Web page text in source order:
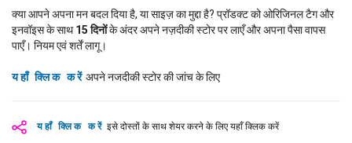
यहाँ क्लिक करें इसे दोस्तों के साथ शेयर करने के लिए यहाँ क्लिक करें
क्या आपने अपना मन बदल दिया है, या साइज़ का मुद्दा है? प्रॉडक्ट को ओरिजिनल टैग और
इनवॉइस के साथ15 दिनोंके अंदर अपने नज़दीकी स्टोर पर लाएँ और अपना पैसा वापस
पाएँ। नियम एवं शर्तें लागू।
यहाँ क्लिक करें अपने नजदीकी स्टोर की जांच के लिए